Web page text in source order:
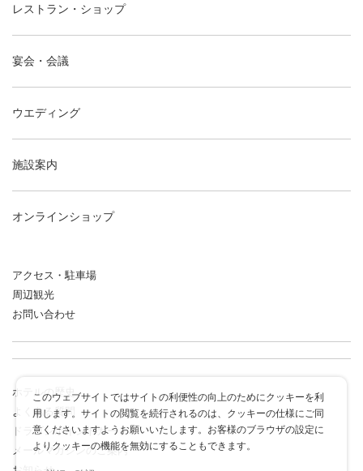
このウェブサイトではサイトの利便性の向上のためにクッキーを利
用します。サイトの閲覧を続行されるのは、クッキーの仕様にご同
意くださいますようお願いいたします。お客様のブラウザの設定に
よりクッキーの機能を無効にすることもできます。
レストラン・ショップ
宴会・会議
ウエディング
施設案内
オンラインショップ
アクセス・駐車場
周辺観光
お問い合わせ
ホテルの歴史
よくある質問
ドラゴンポイントカード
メールマガジンのご案内